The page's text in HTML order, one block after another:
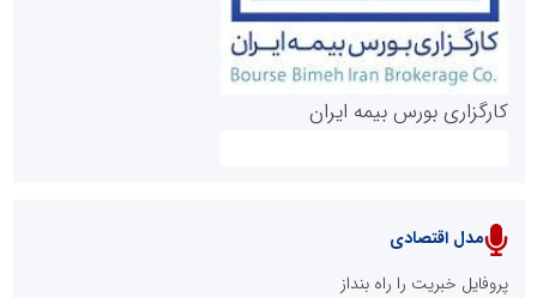
پایگاه خبری نهضت ملی مسکن
کارگزاری بورس بیمه ایران
مدل اقتصادی
پروفایل خبریت را راه بنداز